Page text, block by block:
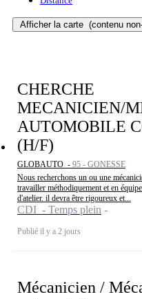
Afficher la carte (contenu
CHERCHE
MECANICIEN/
AUTOMOBILE
(H/F)
GLOBAUTO - 95 - GONESSE
Nous recherchons un ou une
travailler méthodiquement et en
d'atelier. il devra être rigoureux et...
CDI - Temps plein
Publié il y a 2 jours
Mécanicien /